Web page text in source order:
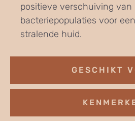
GESCHIKT
positieve verschuiving van
bacteriepopulaties voor
stralende huid.